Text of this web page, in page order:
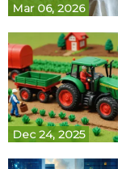
Mar 06, 2026
Dec 24, 2025